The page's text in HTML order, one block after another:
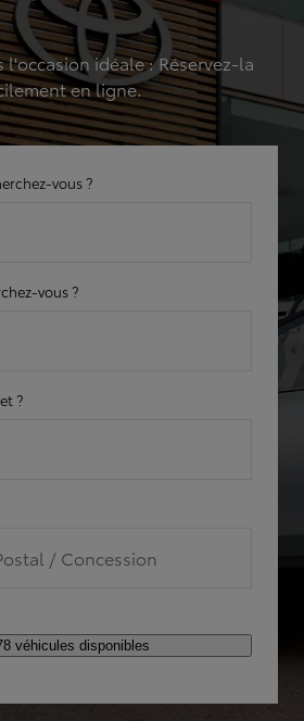
l'occasion idéale : Réservez-la
en ligne.
vous ?
vous ?
?
/ Concession
véhicules disponibles